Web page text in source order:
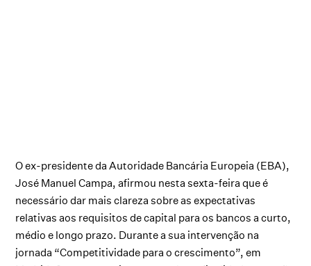
O ex-presidente da Autoridade Bancária Europeia (EBA),
José Manuel Campa, afirmou nesta sexta-feira que é
necessário dar mais clareza sobre as expectativas
relativas aos requisitos de capital para os bancos a curto,
médio e longo prazo. Durante a sua intervenção na
jornada “Competitividade para o crescimento”, em